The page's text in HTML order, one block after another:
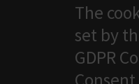
The
set by
GDPR